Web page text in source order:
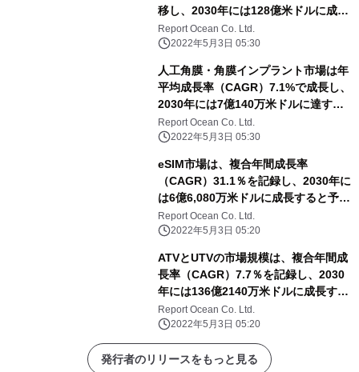
移し、2030年には128億米ドルに成長
すると予測
Report Ocean Co. Ltd.
2022年5月3日 05:30
人工角膜・角膜インプラント市場は年
平均成長率（CAGR）7.1%で成長し、
2030年には7億140万米ドルに達する
と予測される
Report Ocean Co. Ltd.
2022年5月3日 05:30
eSIM市場は、複合年間成長率
（CAGR）31.1％を記録し、2030年に
は6億6,080万米ドルに成長すると予測
される
Report Ocean Co. Ltd.
2022年5月3日 05:20
ATVとUTVの市場規模は、複合年間成
長率（CAGR）7.7％を記録し、2030
年には136億2140万米ドルに成長する
と予測される
Report Ocean Co. Ltd.
2022年5月3日 05:20
発行者のリリースをもっと見る